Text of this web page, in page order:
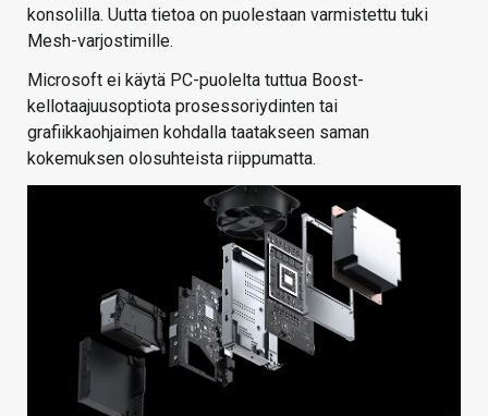
konsolilla. Uutta tietoa on puolestaan varmistettu tuki
Mesh-varjostimille.
Microsoft ei käytä PC-puolelta tuttua Boost-
kellotaajuusoptiota prosessoriydinten tai
grafiikkaohjaimen kohdalla taatakseen saman
kokemuksen olosuhteista riippumatta.